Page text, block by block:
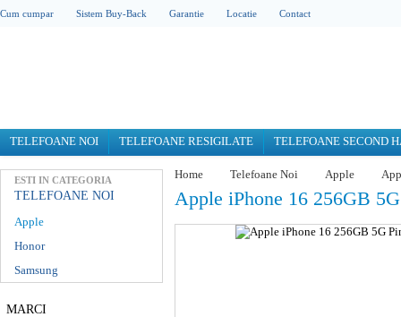
Cum cumpar Sistem Buy-Back Garantie Locatie Contact
TELEFOANE NOI TELEFOANE RESIGILATE TELEFOANE SECOND
ESTI IN CATEGORIA
TELEFOANE NOI
Apple
Honor
Samsung
MARCI
Home Telefoane Noi Apple
Apple iPhone 16 256GB